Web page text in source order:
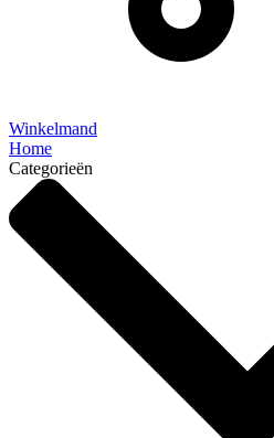
Winkelmand
Home
Categorieën